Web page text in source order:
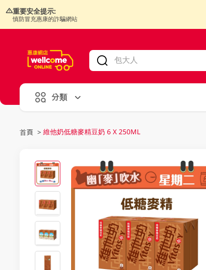
重要安全提示:
慎防冒充惠康的詐騙網站
分類
首頁 > 維他奶低糖麥精豆奶 6 X 250ML